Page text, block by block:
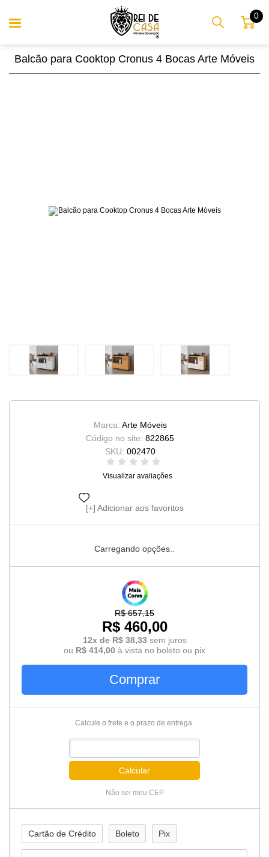
0
Balcão para Cooktop Cronus 4 Bocas Arte Móveis
Marca: Arte Móveis
Código no site: 822865
SKU: 002470
Visualizar avaliações
Adicionar aos favoritos
Carregando opções..
R$ 657,15
R$ 460,00
12x de R$ 38,33 sem juros
ou R$ 414,00 à vista no boleto ou pix
Comprar
Calcule o frete e o prazo de entrega.
Calcular
Não sei meu CEP
Cartão de Crédito Boleto Pix